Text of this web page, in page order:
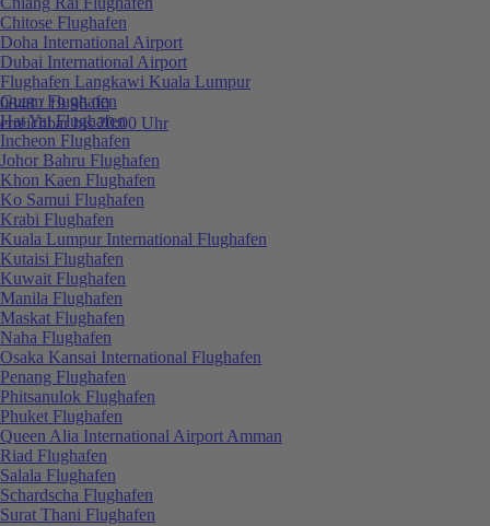
0848 / 19 96 00
erreichbar bis 20:00 Uhr
Chitose Flughafen
Doha International Airport
Dubai International Airport
Flughafen Langkawi Kuala Lumpur
Guam Flughafen
Hat Yai Flughafen
Incheon Flughafen
Johor Bahru Flughafen
Khon Kaen Flughafen
Ko Samui Flughafen
Krabi Flughafen
Kuala Lumpur International Flughafen
Kutaisi Flughafen
Kuwait Flughafen
Manila Flughafen
Maskat Flughafen
Naha Flughafen
Osaka Kansai International Flughafen
Penang Flughafen
Phitsanulok Flughafen
Phuket Flughafen
Queen Alia International Airport Amman
Riad Flughafen
Salala Flughafen
Schardscha Flughafen
Surat Thani Flughafen